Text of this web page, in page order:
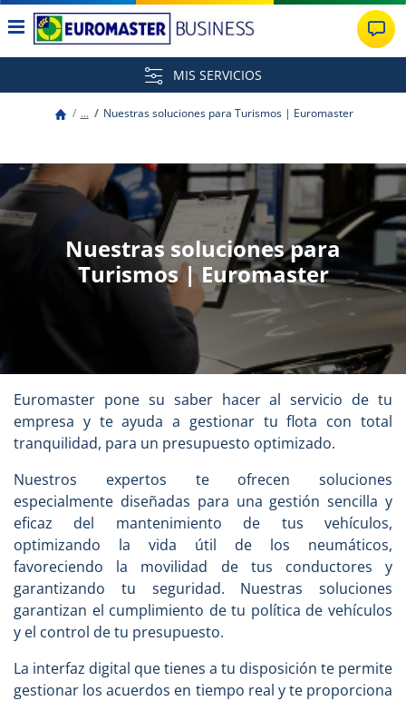
MIS SERVICIOS
... Nuestras soluciones para Turismos | Euromaster
Nuestras soluciones para
Turismos | Euromaster
Euromaster pone su saber hacer al servicio de tu
empresa y te ayuda a gestionar tu flota con total
tranquilidad, para un presupuesto optimizado.
Nuestros expertos te ofrecen soluciones
especialmente diseñadas para una gestión sencilla y
eficaz del mantenimiento de tus vehículos,
optimizando la vida útil de los neumáticos,
favoreciendo la movilidad de tus conductores y
garantizando tu seguridad. Nuestras soluciones
garantizan el cumplimiento de tu política de vehículos
y el control de tu presupuesto.
La interfaz digital que tienes a tu disposición te permite
gestionar los acuerdos en tiempo real y te proporciona